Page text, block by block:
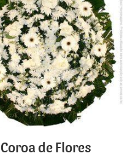
Coroa de Flores